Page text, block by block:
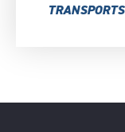
TRANSPORTS